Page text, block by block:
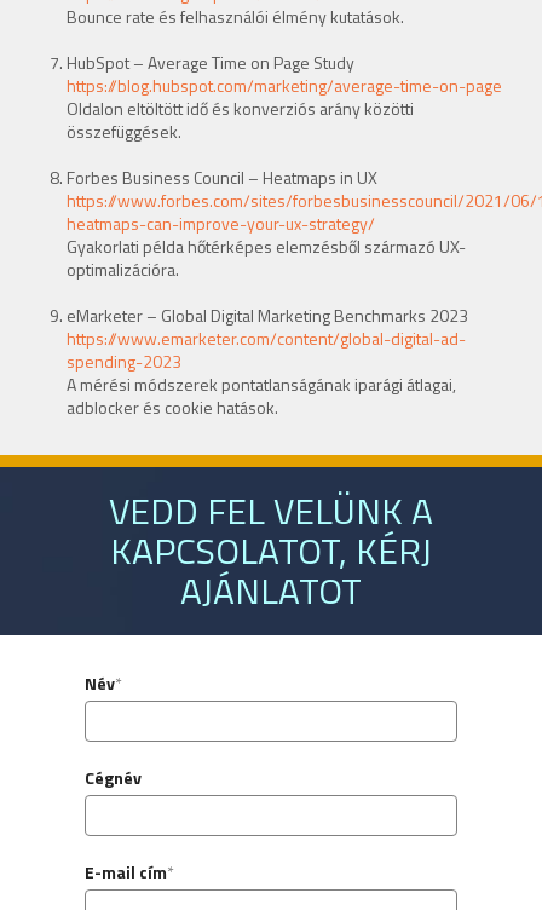
Bounce rate és felhasználói élmény kutatások.
HubSpot – Average Time on Page Study
https://blog.hubspot.com/marketing/average-time-on-page
Oldalon eltöltött idő és konverziós arány közötti
összefüggések.
Forbes Business Council – Heatmaps in UX
https://www.forbes.com/sites/forbesbusinesscouncil/2021/
heatmaps-can-improve-your-ux-strategy/
Gyakorlati példa hőtérképes elemzésből származó UX-
optimalizációra.
eMarketer – Global Digital Marketing Benchmarks 2023
https://www.emarketer.com/content/global-digital-ad-
spending-2023
A mérési módszerek pontatlanságának iparági átlagai,
adblocker és cookie hatások.
VEDD FEL VELÜNK A
KAPCSOLATOT, KÉRJ
AJÁNLATOT
Név*
Cégnév
E-mail cím*